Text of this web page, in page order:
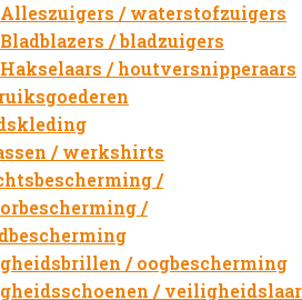
Alleszuigers / waterstofzuigers
Bladblazers / bladzuigers
Hakselaars / houtversnipperaars
/ werkshirts
/
/
/ oogbescherming
/